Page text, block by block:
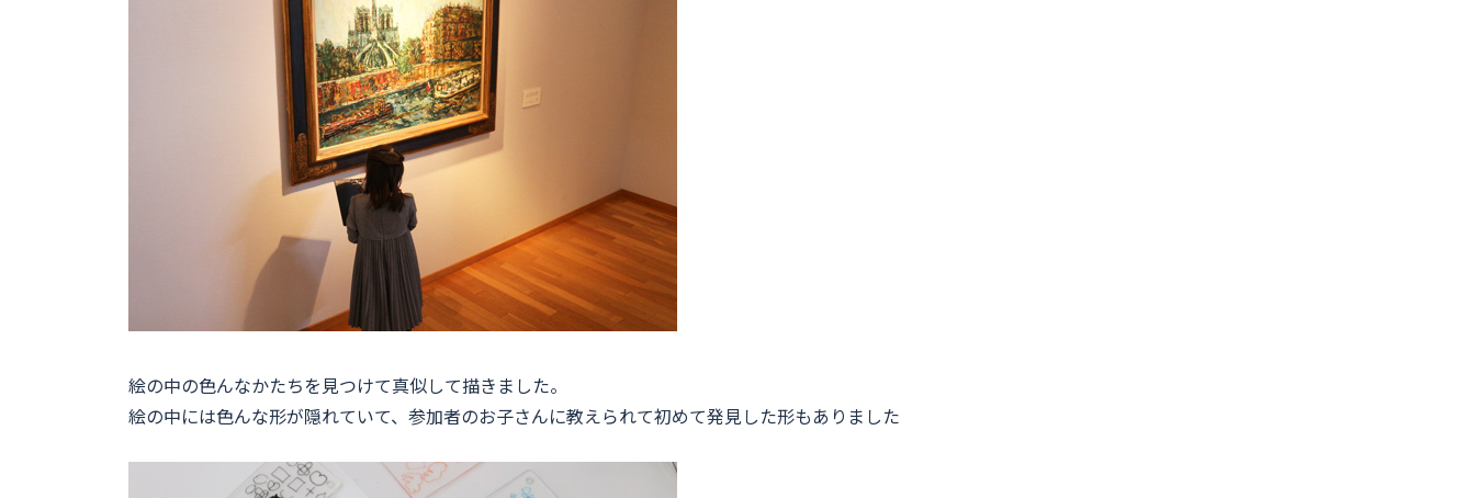
絵の中の色んなかたちを見つけて真似して描きました。
絵の中には色んな形が隠れていて、参加者のお子さんに教えられて初めて発見した形もありました